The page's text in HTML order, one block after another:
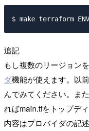
追記
もし複数のリージョン
ダ機能が使えます。以
んでみてください。ま
ればmain.tfをトップデ
内容はプロバイダの記